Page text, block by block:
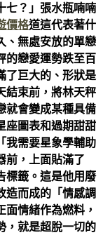
七？」張水瓶喃喃
價格道這代表著什
、無處安放的單戀
的戀愛運勢跌至百
了巨大的、形狀是
結束前，將林天秤
就會變成某種具備
座圖表和過期甜甜
我需要星象學輔助
前，上面貼滿了
標籤。這是他用廢
造而成的「情感調
情緒作為燃料，
，就是超脫一切的